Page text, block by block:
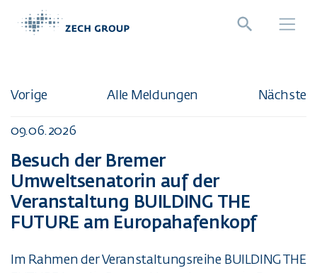
Vorige Alle Meldungen Nächste
09.06.2026
Besuch der Bremer
Umweltsenatorin auf der
Veranstaltung BUILDING THE
FUTURE am Europahafenkopf
Im Rahmen der Veranstaltungsreihe BUILDING THE